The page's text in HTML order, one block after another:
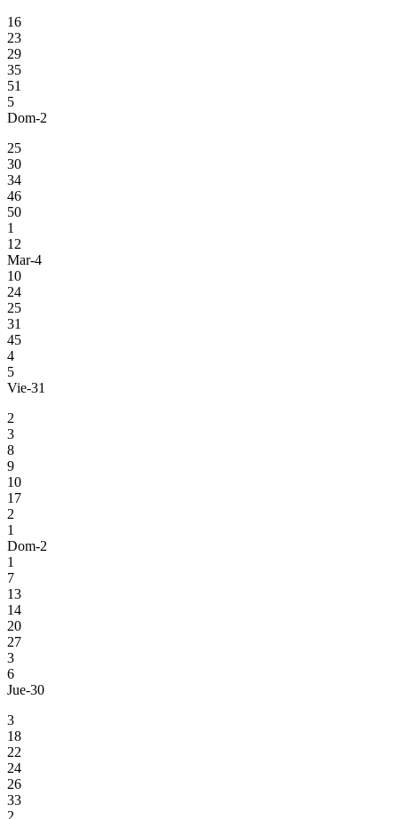
16
23
29
35
51
5
Dom-2
25
30
34
46
50
1
12
Mar-4
10
24
25
31
45
4
5
Vie-31
2
3
8
9
10
17
2
1
Dom-2
1
7
13
14
20
27
3
6
Jue-30
3
18
22
24
26
33
2